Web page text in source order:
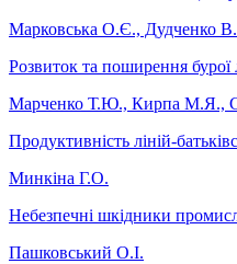
Марковська О.Є., Дудченко
Розвиток та поширення бурої
Марченко Т.Ю., Кирпа М.Я.,
Продуктивність ліній-
Минкіна Г.О.
Небезпечні шкідники
Пашковський О.І.